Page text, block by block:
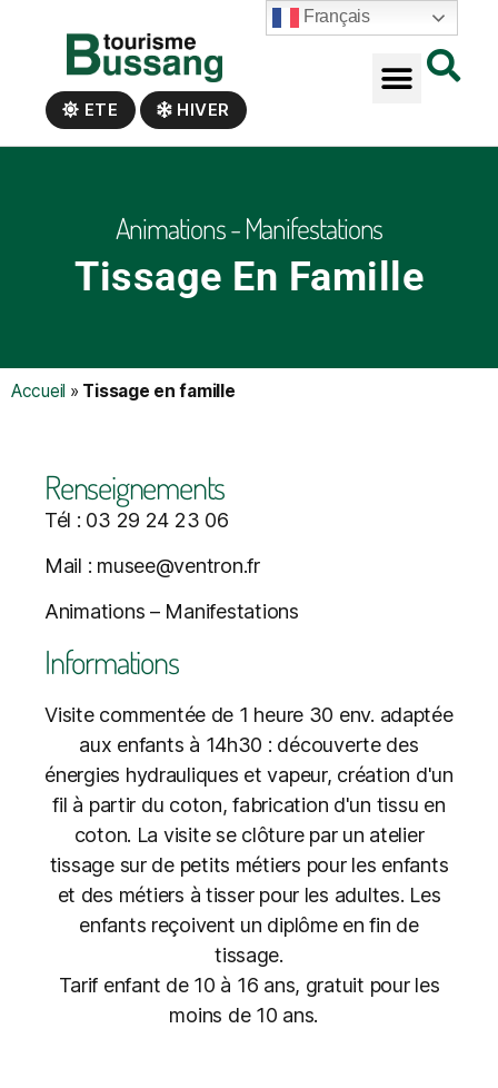
ETE HIVER
Animations - Manifestations
Tissage En Famille
Accueil » Tissage en famille
Renseignements
Tél : 03 29 24 23 06
Mail : musee@ventron.fr
Animations – Manifestations
Informations
Visite commentée de 1 heure 30 env. adaptée
aux enfants à 14h30 : découverte des
énergies hydrauliques et vapeur, création d'un
fil à partir du coton, fabrication d'un tissu en
coton. La visite se clôture par un atelier
tissage sur de petits métiers pour les enfants
et des métiers à tisser pour les adultes. Les
enfants reçoivent un diplôme en fin de
tissage.
Tarif enfant de 10 à 16 ans, gratuit pour les
moins de 10 ans.
Français
Panneau de gestion des cookies